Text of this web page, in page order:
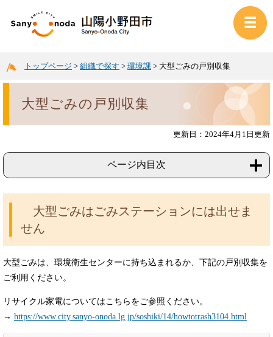
トップページ > 組織で探す > 環境課 > 大型ごみの戸別収集
大型ごみの戸別収集
更新日：2024年4月1日更新
ページ内目次
大型ごみはごみステーションには出せま
せん
大型ごみは、環境衛生センターに持ち込まれるか、下記の戸別収集を
ご利用ください。
リサイクル家電についてはこちらをご参照ください。
→ https://www.city.sanyo-onoda.lg.jp/soshiki/14/howtotrash3104.html